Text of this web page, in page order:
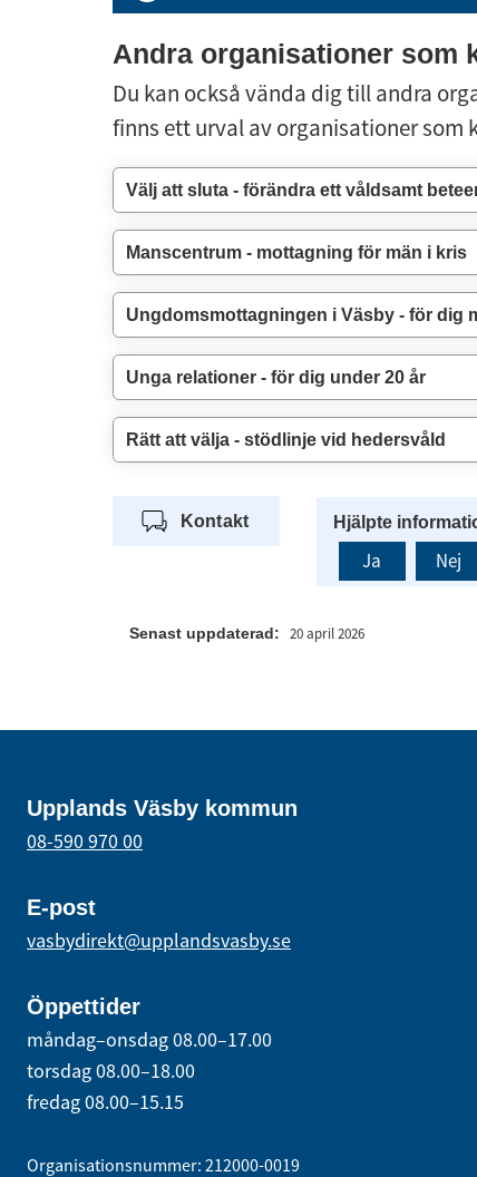
Andra organisationer som
Du kan också vända dig till andra
finns ett urval av organisationer som
Välj att sluta - förändra ett våldsamt
Manscentrum - mottagning för män i kris
Ungdomsmottagningen i Väsby - för dig
Unga relationer - för dig under 20 år
Rätt att välja - stödlinje vid hedersvåld
Kontakt Hjälpte
Ja Nej
Senast uppdaterad: 20 april 2026
Upplands Väsby kommun
08-590 970 00
E-post
vasbydirekt@upplandsvasby.se
Öppettider
måndag–onsdag 08.00–17.00
torsdag 08.00–18.00
fredag 08.00–15.15
Organisationsnummer: 212000-0019